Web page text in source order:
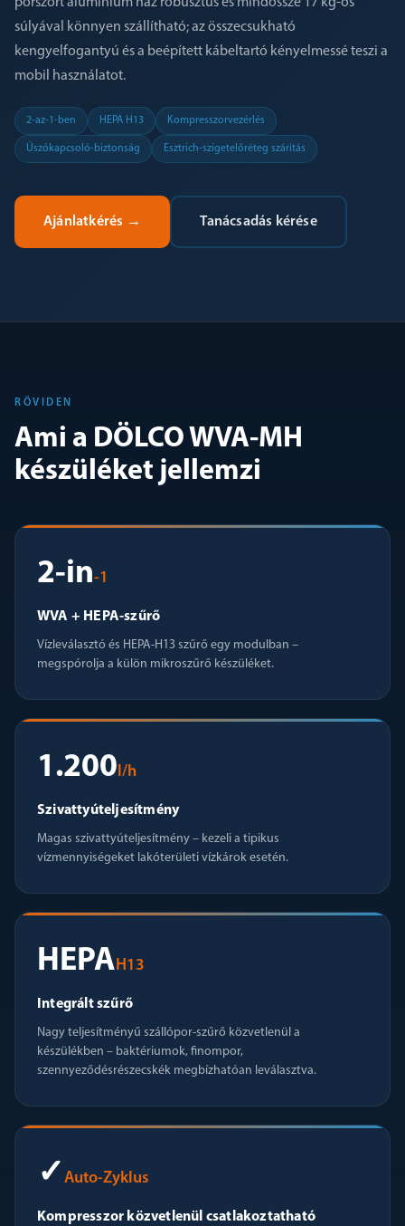
súlyával könnyen szállítható; az összecsukható
kengyelfogantyú és a beépített kábeltartó kényelmessé teszi a
mobil használatot.
2-az-1-ben HEPA H13 Kompresszorvezérlés
Úszókapcsoló-biztonság Esztrich-szigetelőréteg szárítás
Ajánlatkérés → Tanácsadás kérése
RÖVIDEN
Ami a DÖLCO WVA-MH
készüléket jellemzi
2-in-1
WVA + HEPA-szűrő
Vízleválasztó és HEPA-H13 szűrő egy modulban –
megspórolja a külön mikroszűrő készüléket.
1.200l/h
Szivattyúteljesítmény
Magas szivattyúteljesítmény – kezeli a tipikus
vízmennyiségeket lakóterületi vízkárok esetén.
HEPAH13
Integrált szűrő
Nagy teljesítményű szállópor-szűrő közvetlenül a
készülékben – baktériumok, finompor,
szennyeződésrészecskék megbízhatóan leválasztva.
✓ Auto-Zyklus
Kompresszor közvetlenül csatlakoztatható